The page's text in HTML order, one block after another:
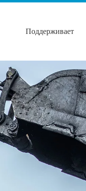
Поддерживает